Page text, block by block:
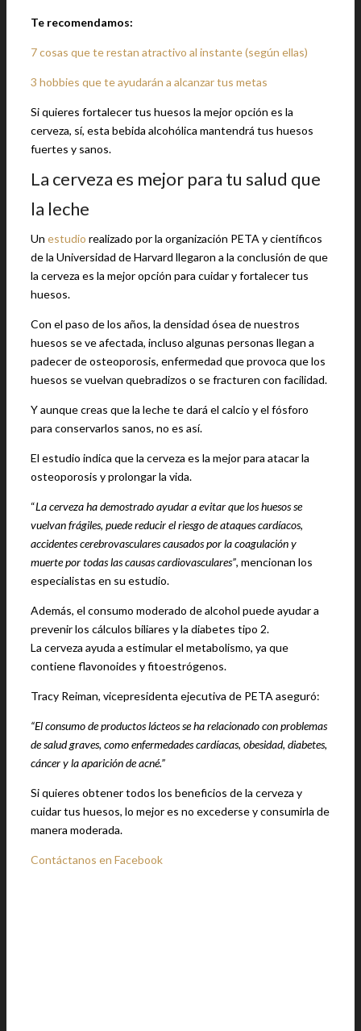
Te recomendamos:
7 cosas que te restan atractivo al instante (según ellas)
3 hobbies que te ayudarán a alcanzar tus metas
Si quieres fortalecer tus huesos la mejor opción es la
cerveza, sí, esta bebida alcohólica mantendrá tus huesos
fuertes y sanos.
La cerveza es mejor para tu salud que
la leche
Un estudio realizado por la organización PETA y científicos
de la Universidad de Harvard llegaron a la conclusión de que
la cerveza es la mejor opción para cuidar y fortalecer tus
huesos.
Con el paso de los años, la densidad ósea de nuestros
huesos se ve afectada, incluso algunas personas llegan a
padecer de osteoporosis, enfermedad que provoca que los
huesos se vuelvan quebradizos o se fracturen con facilidad.
Y aunque creas que la leche te dará el calcio y el fósforo
para conservarlos sanos, no es así.
El estudio indica que la cerveza es la mejor para atacar la
osteoporosis y prolongar la vida.
“La cerveza ha demostrado ayudar a evitar que los huesos se
vuelvan frágiles, puede reducir el riesgo de ataques cardíacos,
accidentes cerebrovasculares causados por la coagulación y
muerte por todas las causas cardiovasculares”, mencionan los
especialistas en su estudio.
Además, el consumo moderado de alcohol puede ayudar a
prevenir los cálculos biliares y la diabetes tipo 2.
La cerveza ayuda a estimular el metabolismo, ya que
contiene flavonoides y fitoestrógenos.
Tracy Reiman, vicepresidenta ejecutiva de PETA aseguró:
“El consumo de productos lácteos se ha relacionado con problemas
de salud graves, como enfermedades cardíacas, obesidad, diabetes,
cáncer y la aparición de acné.”
Si quieres obtener todos los beneficios de la cerveza y
cuidar tus huesos, lo mejor es no excederse y consumirla de
manera moderada.
Contáctanos en Facebook